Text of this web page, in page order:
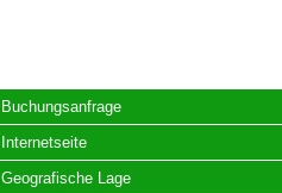
Buchungsanfrage
Internetseite
Geografische Lage